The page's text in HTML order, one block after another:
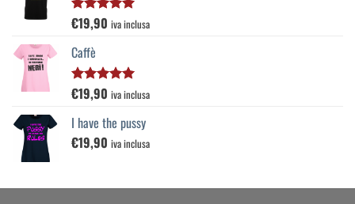
Valutato
5.00
€19,90 iva inclusa
Caffè
Valutato
5.00
€19,90 iva inclusa
I have the pussy
€19,90 iva inclusa